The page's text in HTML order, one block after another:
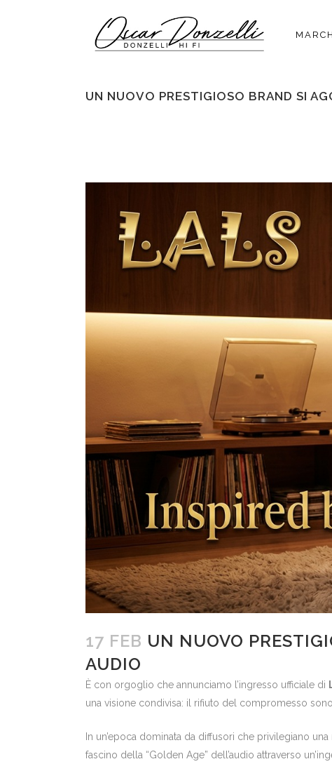
UN NUOVO PRESTIGIOSO BRAND SI
17 FEB UN NUOVO
AUDIO
È con orgoglio che annunciamo l’ingresso ufficiale di
una visione condivisa: il rifiuto del compromesso
In un’epoca dominata da diffusori che privilegiano
fascino della “Golden Age” dell’audio attraverso